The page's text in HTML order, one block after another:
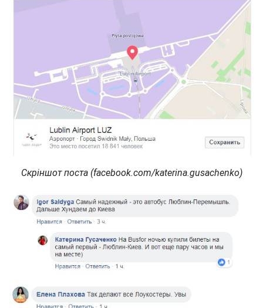
Скріншот поста (facebook.com/katerina.gusachenko)